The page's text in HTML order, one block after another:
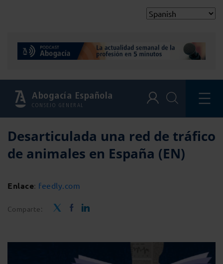
Abogacía Española
CONSEJO GENERAL
Desarticulada una red de tráfico
de animales en España (EN)
Enlace: feedly.com
Comparte: